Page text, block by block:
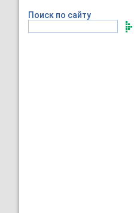
Поиск по сайту